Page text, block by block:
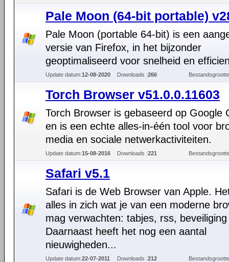
Pale Moon (64-bit portable)
Pale Moon (portable 64-bit) is een
versie van Firefox, in het bijzonder
geoptimaliseerd voor snelheid en
Update datum:12-08-2020 Downloads :266
Torch Browser v51.0.0.11603
Torch Browser is gebaseerd op Google
en is een echte alles-in-één tool voor
media en sociale netwerkactiviteiten.
Update datum:15-08-2016 Downloads :221
Safari v5.1
Safari is de Web Browser van Apple.
alles in zich wat je van een moderne
mag verwachten: tabjes, rss,
Daarnaast heeft het nog een aantal
nieuwigheden...
Update datum:22-07-2011 Downloads :212